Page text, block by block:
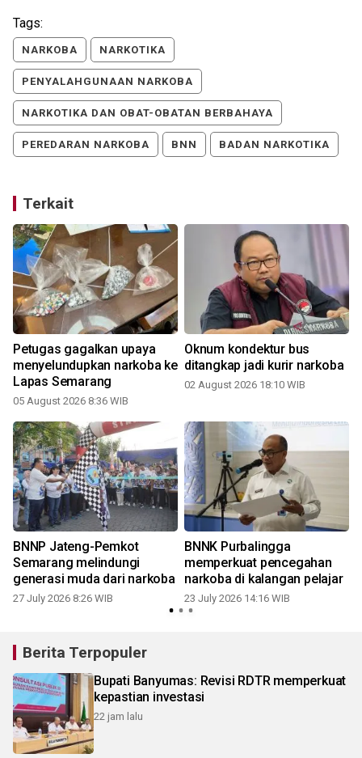
Tags:
NARKOBA NARKOTIKA
PENYALAHGUNAAN NARKOBA
NARKOTIKA DAN OBAT-OBATAN BERBAHAYA
PEREDARAN NARKOBA BNN BADAN NARKOTIKA
Terkait
Petugas gagalkan upaya
menyelundupkan narkoba ke
Lapas Semarang
05 August 2026 8:36 WIB
Oknum kondektur bus
ditangkap jadi kurir narkoba
02 August 2026 18:10 WIB
BNNP Jateng-Pemkot
Semarang melindungi
generasi muda dari narkoba
27 July 2026 8:26 WIB
BNNK Purbalingga
memperkuat pencegahan
narkoba di kalangan pelajar
23 July 2026 14:16 WIB
Berita Terpopuler
Bupati Banyumas: Revisi RDTR memperkuat
kepastian investasi
22 jam lalu